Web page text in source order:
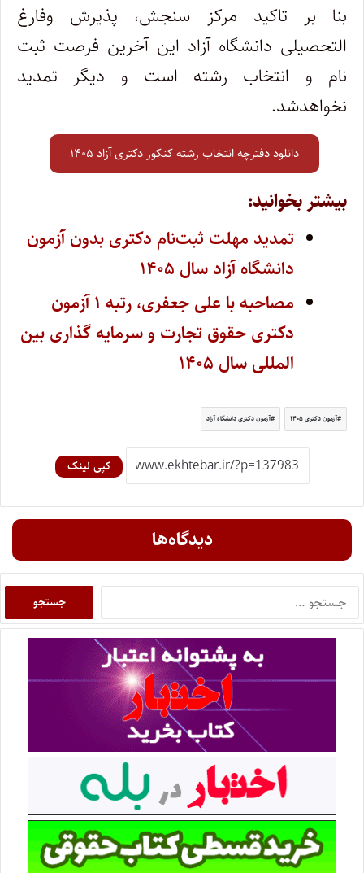
بنا بر تاکید مرکز سنجش، پذیرش وفارغ
التحصیلی دانشگاه آزاد این آخرین فرصت ثبت
نام و انتخاب رشته است و دیگر تمدید
نخواهدشد.
دانلود دفترچه انتخاب رشته کنکور دکتری آزاد ۱۴۰۵
بیشتر بخوانید:
تمدید مهلت ثبت‌نام دکتری بدون آزمون
دانشگاه آزاد سال ۱۴۰۵
مصاحبه با علی جعفری، رتبه ۱ آزمون
دکتری حقوق تجارت و سرمایه گذاری بین
المللی سال ۱۴۰۵
آزمون دکتری ۱۴۰۵ آزمون دکتری دانشگاه آزاد
کپی لینک
دیدگاه‌ها